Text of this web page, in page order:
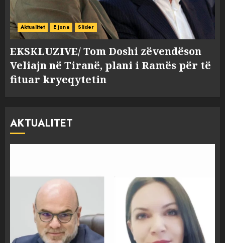
Aktualitet E jona Slider
EKSKLUZIVE/ Tom Doshi zëvendëson
Veliajn në Tiranë, plani i Ramës për të
fituar kryeqytetin
AKTUALITET